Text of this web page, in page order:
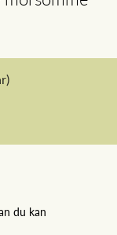
du kan